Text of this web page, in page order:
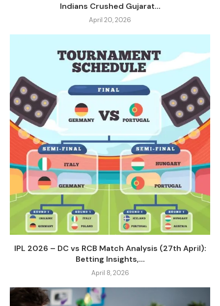
Indians Crushed Gujarat...
April 20, 2026
IPL 2026 – DC vs RCB Match Analysis (27th April):
Betting Insights,...
April 8, 2026